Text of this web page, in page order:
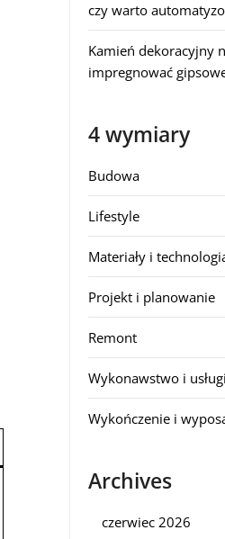
czy warto
Kamień dekoracyjny
impregnować
4 wymiary
Budowa
Lifestyle
Materiały i
Projekt i planowanie
Remont
Wykonawstwo i usługi
Wykończenie i
Archives
czerwiec 2026